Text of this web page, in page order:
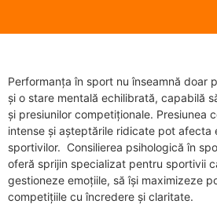
Performanța în sport nu înseamnă doar
și o stare mentală echilibrată, capabilă
și presiunilor competiționale. Presiunea
intense și așteptările ridicate pot afecta
sportivilor. Consilierea psihologică în
oferă sprijin specializat pentru sportivii
gestioneze emoțiile, să își maximizeze
competițiile cu încredere și claritate.